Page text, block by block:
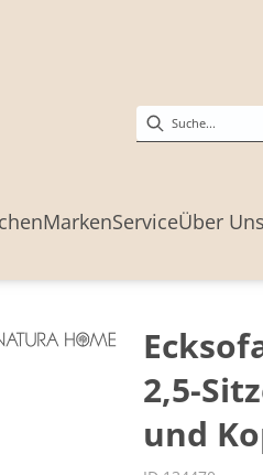
MarkenServiceÜber Uns
2,5-
und